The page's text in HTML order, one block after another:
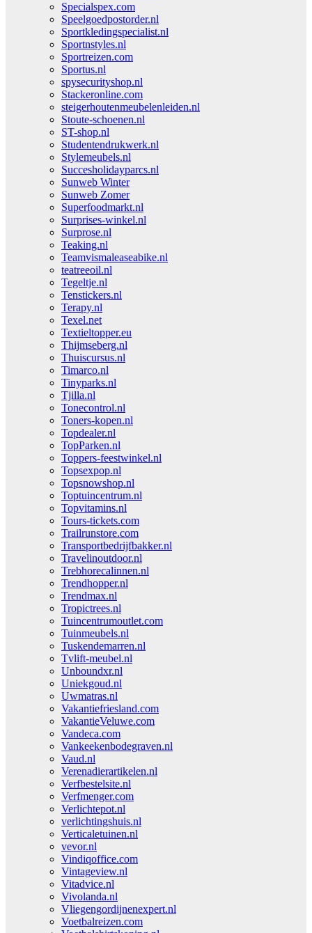
Specialspex.com
Speelgoedpostorder.nl
Sportkledingspecialist.nl
Sportnstyles.nl
Sportreizen.com
Sportus.nl
spysecurityshop.nl
Stackeronline.com
steigerhoutenmeubelenleiden.nl
Stoute-schoenen.nl
ST-shop.nl
Studentendrukwerk.nl
Stylemeubels.nl
Succesholidayparcs.nl
Sunweb Winter
Sunweb Zomer
Superfoodmarkt.nl
Surprises-winkel.nl
Surprose.nl
Teaking.nl
Teamvismaleaseabike.nl
teatreeoil.nl
Tegeltje.nl
Tenstickers.nl
Terapy.nl
Texel.net
Textieltopper.eu
Thijmseberg.nl
Thuiscursus.nl
Timarco.nl
Tinyparks.nl
Tjilla.nl
Tonecontrol.nl
Toners-kopen.nl
Topdealer.nl
TopParken.nl
Toppers-feestwinkel.nl
Topsexpop.nl
Topsnowshop.nl
Toptuincentrum.nl
Topvitamins.nl
Tours-tickets.com
Trailrunstore.com
Transportbedrijfbakker.nl
Travelinoutdoor.nl
Trebhorecalinnen.nl
Trendhopper.nl
Trendmax.nl
Tropictrees.nl
Tuincentrumoutlet.com
Tuinmeubels.nl
Tuskendemarren.nl
Tvlift-meubel.nl
Unboundxr.nl
Uniekgoud.nl
Uwmatras.nl
Vakantiefriesland.com
VakantieVeluwe.com
Vandeca.com
Vankeekenbodegraven.nl
Vaud.nl
Verenadierartikelen.nl
Verfbestelsite.nl
Verfmenger.com
Verlichtepot.nl
verlichtingshuis.nl
Verticaletuinen.nl
vevor.nl
Vindiqoffice.com
Vintageview.nl
Vitadvice.nl
Vivolanda.nl
Vliegengordijnenexpert.nl
Voetbalreizen.com